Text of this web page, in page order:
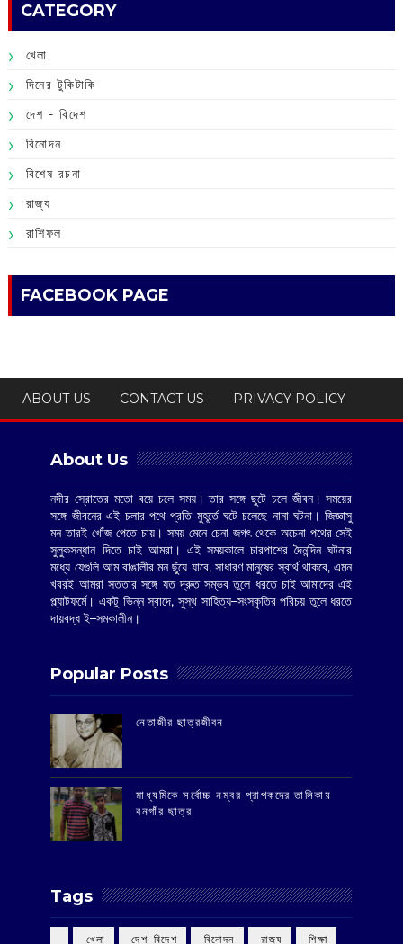
CATEGORY
খেলা
দিনের টুকিটাকি
দেশ - বিদেশ
বিনোদন
বিশেষ রচনা
রাজ্য
রাশিফল
FACEBOOK PAGE
ABOUT US CONTACT US PRIVACY POLICY
About Us
নদীর স্রোতের মতো বয়ে চলে সময়। তার সঙ্গে ছুটে চলে জীবন। সময়ের
সঙ্গে জীবনের এই চলার পথে প্রতি মুহূর্তে ঘটে চলেছে নানা ঘটনা। জিজ্ঞাসু
মন তারই খোঁজ পেতে চায়। সময় মেনে চেনা জগৎ থেকে অচেনা পথের সেই
সুলুকসন্ধান দিতে চাই আমরা। এই সময়কালে চারপাশের দৈনন্দিন ঘটনার
মধ্যে যেগুলি আম বাঙালীর মন ছুঁয়ে যাবে, সাধারণ মানুষের স্বার্থ থাকবে, এমন
খবরই আমরা সততার সঙ্গে যত দ্রুত সম্ভব তুলে ধরতে চাই আমাদের এই
প্ল্যাটফর্মে। একটু ভিন্ন স্বাদে, সুস্থ সাহিত্য–সংস্কৃতির পরিচয় তুলে ধরতে
দায়বদ্ধ ই–সমকালীন।
Popular Posts
‌নেতাজীর ছাত্রজীবন
মাধ্যমিকে সর্বোচ্চ নম্বর প্রাপকদের তালিকায়
বনগাঁর ছাত্র
Tags
‌ খেলা ‌ দেশ-বিদেশ ‌ বিনোদন ‌ রাজ্য ‌ শিক্ষা